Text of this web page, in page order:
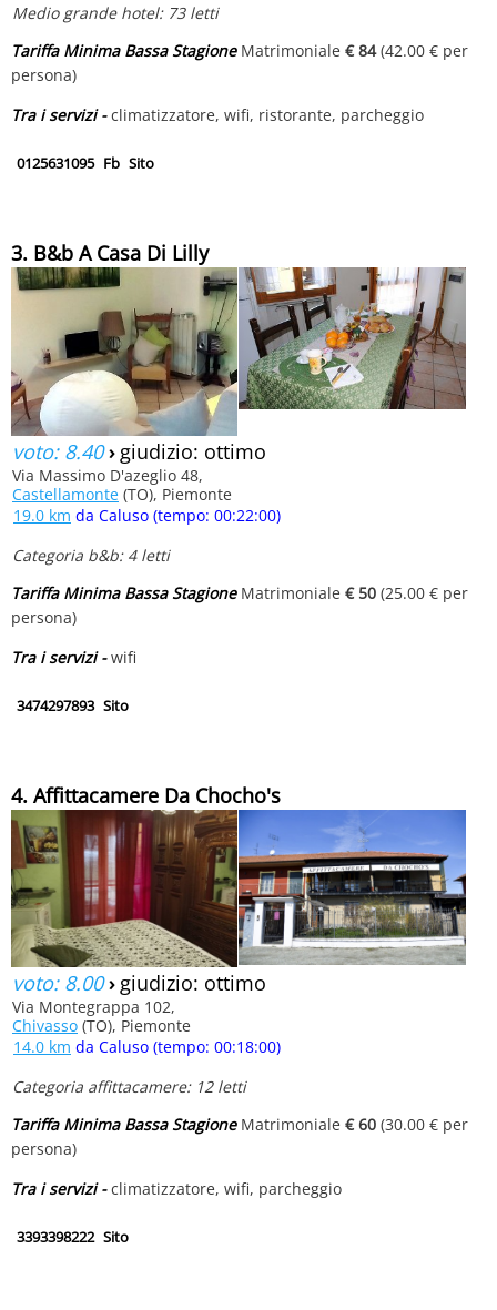
Medio grande hotel: 73 letti
Tariffa Minima Bassa StagioneMatrimoniale € 84(42.00 € per
persona)
Tra i servizi -climatizzatore, wifi, ristorante, parcheggio
0125631095 Fb Sito
3. B&b A Casa Di Lilly
voto: 8.40› giudizio: ottimo
Via Massimo D'azeglio 48,
Castellamonte (TO), Piemonte
19.0 km da Caluso (tempo: 00:22:00)
Categoria b&b: 4 letti
Tariffa Minima Bassa StagioneMatrimoniale € 50 (25.00 € per
persona)
Tra i servizi -wifi
3474297893 Sito
4. Affittacamere Da Chocho's
voto: 8.00› giudizio: ottimo
Via Montegrappa 102,
Chivasso (TO), Piemonte
14.0 km da Caluso (tempo: 00:18:00)
Categoria affittacamere: 12 letti
Tariffa Minima Bassa StagioneMatrimoniale € 60 (30.00 € per
persona)
Tra i servizi -climatizzatore, wifi, parcheggio
3393398222 Sito